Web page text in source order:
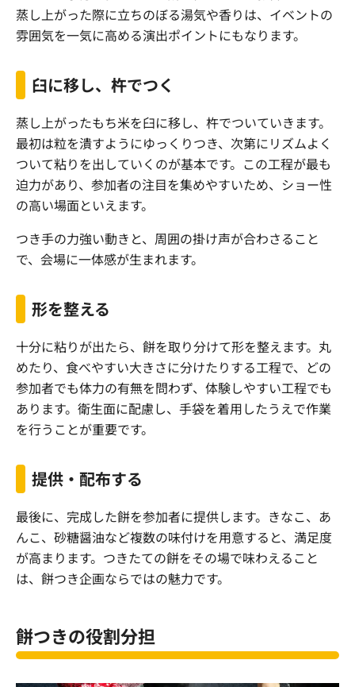
蒸し上がった際に立ちのぼる湯気や香りは、イベントの
雰囲気を一気に高める演出ポイントにもなります。
臼に移し、杵でつく
蒸し上がったもち米を臼に移し、杵でついていきます。
最初は粒を潰すようにゆっくりつき、次第にリズムよく
ついて粘りを出していくのが基本です。この工程が最も
迫力があり、参加者の注目を集めやすいため、ショー性
の高い場面といえます。
つき手の力強い動きと、周囲の掛け声が合わさること
で、会場に一体感が生まれます。
形を整える
十分に粘りが出たら、餅を取り分けて形を整えます。丸
めたり、食べやすい大きさに分けたりする工程で、どの
参加者でも体力の有無を問わず、体験しやすい工程でも
あります。衛生面に配慮し、手袋を着用したうえで作業
を行うことが重要です。
提供・配布する
最後に、完成した餅を参加者に提供します。きなこ、あ
んこ、砂糖醤油など複数の味付けを用意すると、満足度
が高まります。つきたての餅をその場で味わえること
は、餅つき企画ならではの魅力です。
餅つきの役割分担